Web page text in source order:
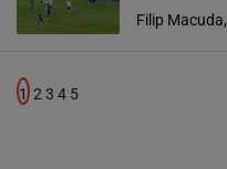
Filip Macuda,
1 2 3 4 5